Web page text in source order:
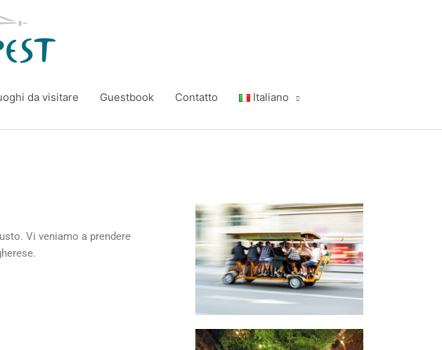
da visitare Guestbook Contatto Italiano
Vi veniamo a prendere